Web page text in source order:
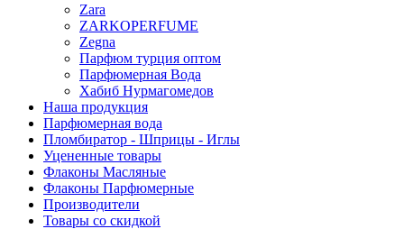
Zara
ZARKOPERFUME
Zegna
Парфюм турция оптом
Парфюмерная Вода
Хабиб Нурмагомедов
Наша продукция
Парфюмерная вода
Пломбиратор - Шприцы - Иглы
Уцененные товары
Флаконы Масляные
Флаконы Парфюмерные
Производители
Товары со скидкой